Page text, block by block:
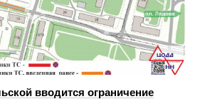
вводится ограничение